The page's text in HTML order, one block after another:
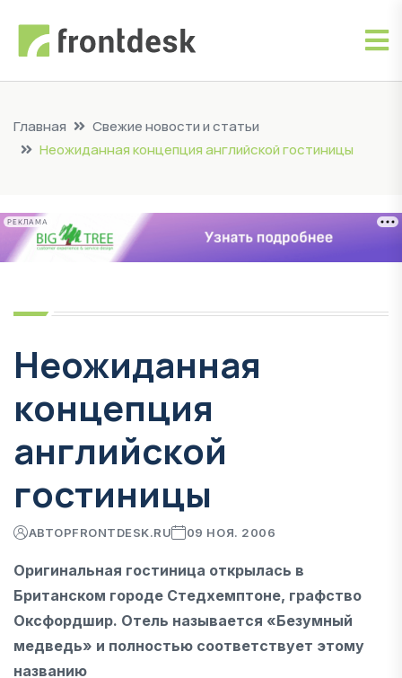
Главная
Свежие новости и статьи
Неожиданная концепция английской гостиницы
РЕКЛАМА
Неожиданная
концепция
английской
гостиницы
АВТОРFRONTDESK.RU 09 НОЯ. 2006
Оригинальная гостиница открылась в
Британском городе Стедхемптоне, графство
Оксфордшир. Отель называется «Безумный
медведь» и полностью соответствует этому
названию